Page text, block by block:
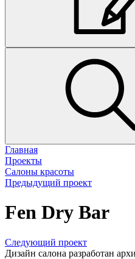
Главная
Проекты
Салоны красоты
Предыдущий проект
Fen Dry Bar
Следующий проект
Дизайн салона разработан